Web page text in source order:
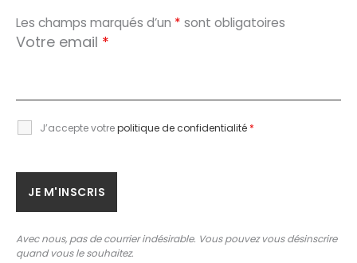
Les champs marqués d’un * sont obligatoires
Votre email *
J’accepte votrepolitique de confidentialité *
Avec nous, pas de courrier indésirable. Vous pouvez vous désinscrire
quand vous le souhaitez.